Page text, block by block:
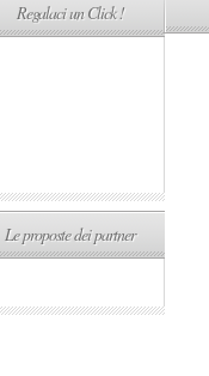
Regalaci un Click !
Le proposte dei partner